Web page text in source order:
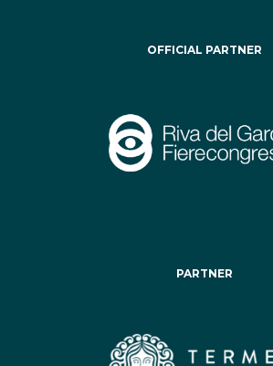
OFFICIAL PARTNER
PARTNER